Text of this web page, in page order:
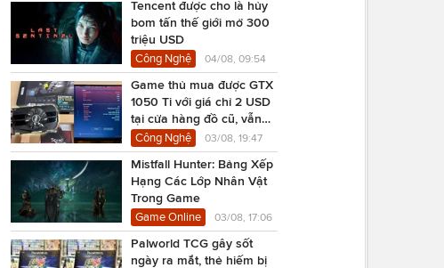
Tencent được cho là hủy
bom tấn thế giới mở 300
triệu USD
Công Nghệ 04/08, 09:54
Game thủ mua được GTX
1050 Ti với giá chỉ 2 USD
tại cửa hàng đồ cũ, vẫn
chạy Cyberpunk 2077
Công Nghệ 03/08, 19:47
Mistfall Hunter: Bảng Xếp
Hạng Các Lớp Nhân Vật
Trong Game
Game Online 03/08, 17:06
Palworld TCG gây sốt
ngày ra mắt, thẻ hiếm bị